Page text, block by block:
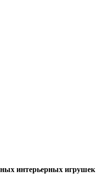
интерьерных игрушек